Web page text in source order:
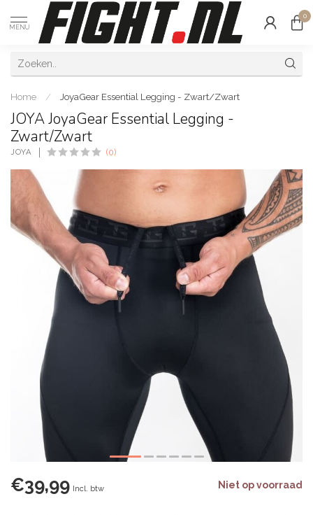
MENU
0
Home / JoyaGear Essential Legging - Zwart/Zwart
JOYA JoyaGear Essential Legging -
Zwart/Zwart
JOYA (0)
€39,99 Incl. btw Niet op voorraad